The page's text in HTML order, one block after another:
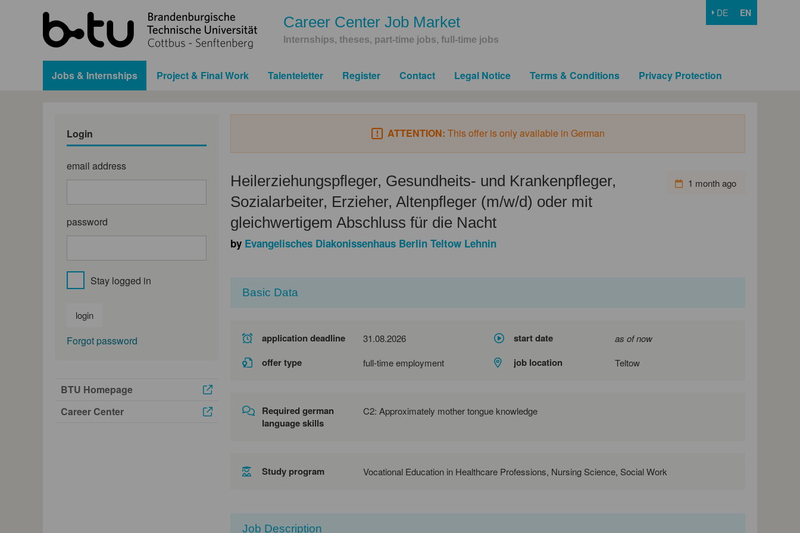
Career Center Job Market
Internships, theses, part-time jobs, full-time jobs
DE EN
Jobs & Internships Project & Final Work Talenteletter Register Contact Legal Notice Terms & Conditions Privacy Protection
Login
email address
password
Stay logged in
login
Forgot password
BTU Homepage
Career Center
ATTENTION: This offer is only available in German
1 month ago
Heilerziehungspfleger, Gesundheits- und Krankenpfleger,
Sozialarbeiter, Erzieher, Altenpfleger (m/w/d) oder mit
gleichwertigem Abschluss für die Nacht
by Evangelisches Diakonissenhaus Berlin Teltow Lehnin
Basic Data
application deadline 31.08.2026 start date as of now
offer type full-time employment job location Teltow
Required german
language skills
C2: Approximately mother tongue knowledge
Study program Vocational Education in Healthcare Professions, Nursing Science, Social Work
Job Description